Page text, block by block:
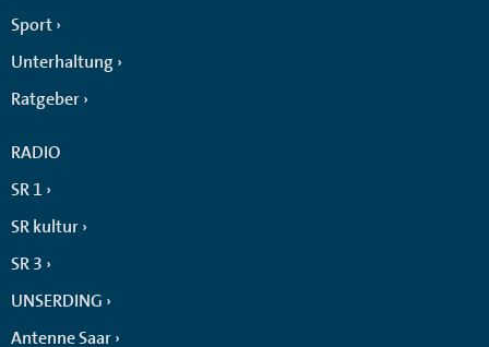
Sport
Unterhaltung
Ratgeber
RADIO
SR 1
SR kultur
SR 3
UNSERDING
Antenne Saar